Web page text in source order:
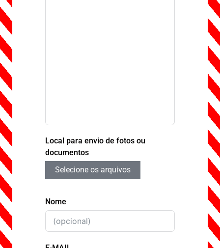
Local para envio de fotos ou
documentos
Selecione os arquivos
Nome